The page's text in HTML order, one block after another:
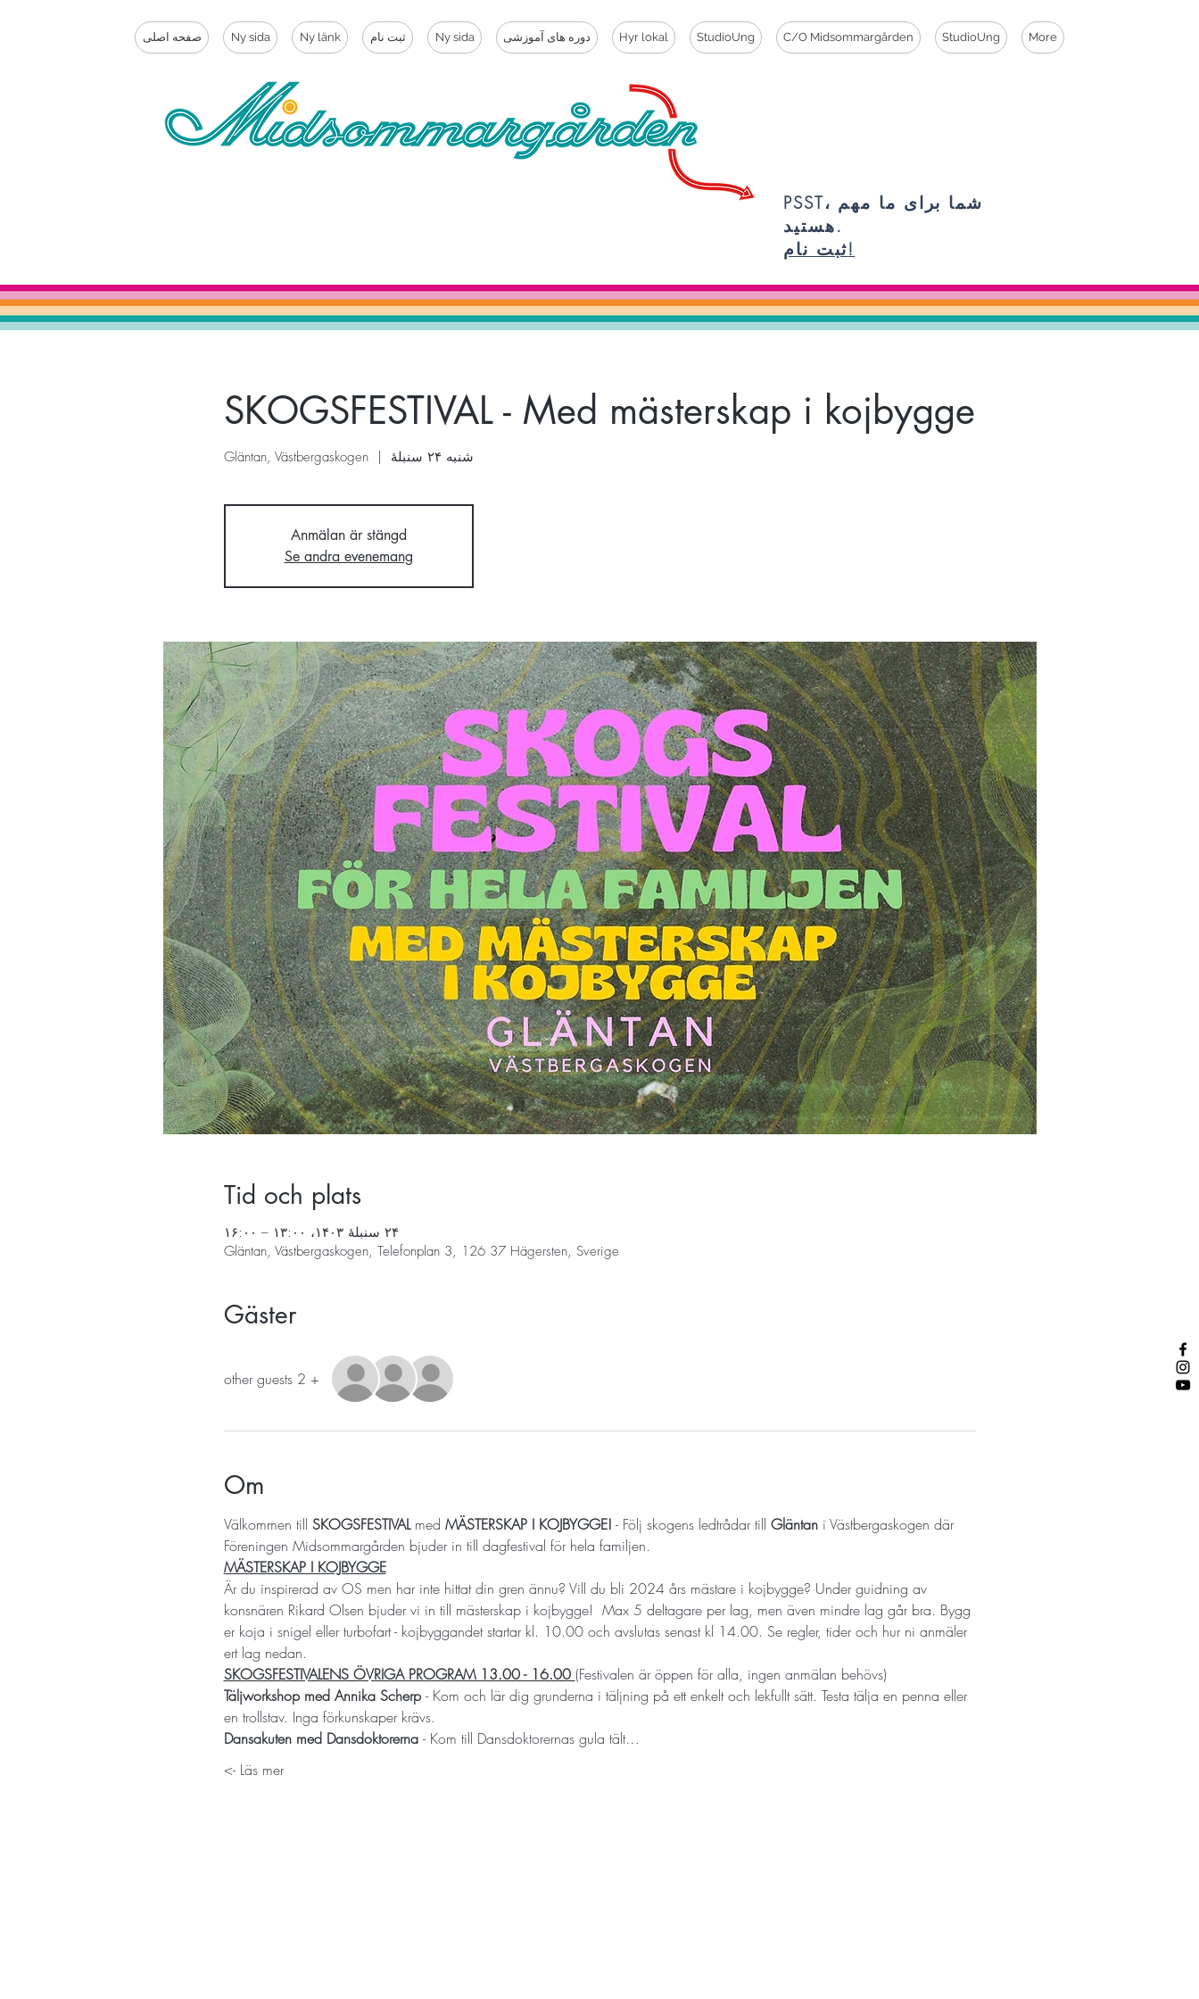
صفحه اصلی Ny sida Ny länk ثبت نام Ny sida دوره های آموزشی Hyr lokal StudioUng C/O Midsommargården StudioUng More
PSST، شما برای ما مهم
هستید.
ثبت نام!
SKOGSFESTIVAL - Med mästerskap i kojbygge
شنبه ۲۴ سنبلهٔ
  |
Gläntan, Västbergaskogen
Anmälan är stängd
Se andra evenemang
Tid och plats
۲۴ سنبلهٔ ۱۴۰۳، ۱۳:۰۰ – ۱۶:۰۰
Gläntan, Västbergaskogen, Telefonplan 3, 126 37 Hägersten, Sverige
Gäster
+ 2 other guests
Om
Välkommen till SKOGSFESTIVAL med MÄSTERSKAP I KOJBYGGE! - Följ skogens ledtrådar till Gläntan i Västbergaskogen där
Föreningen Midsommargården bjuder in till dagfestival för hela familjen.
MÄSTERSKAP I KOJBYGGE
Är du inspirerad av OS men har inte hittat din gren ännu? Vill du bli 2024 års mästare i kojbygge? Under guidning av
konsnären Rikard Olsen bjuder vi in till mästerskap i kojbygge!  Max 5 deltagare per lag, men även mindre lag går bra. Bygg
er koja i snigel eller turbofart - kojbyggandet startar kl. 10.00 och avslutas senast kl 14.00. Se regler, tider och hur ni anmäler
ert lag nedan.
SKOGSFESTIVALENS ÖVRIGA PROGRAM 13.00 - 16.00 (Festivalen är öppen för alla, ingen anmälan behövs)
Täljworkshop med Annika Scherp - Kom och lär dig grunderna i täljning på ett enkelt och lekfullt sätt. Testa tälja en penna eller
en trollstav. Inga förkunskaper krävs.
Dansakuten med Dansdoktorerna - Kom till Dansdoktorernas gula tält…
Läs mer ->